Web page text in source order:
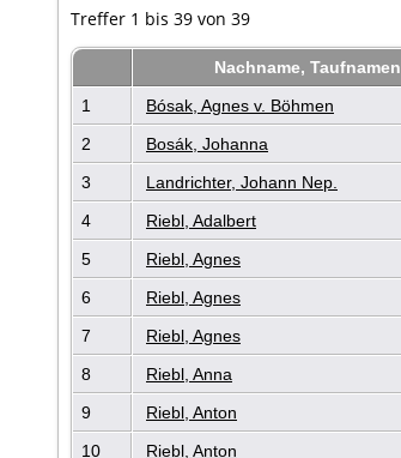
Treffer 1 bis 39 von 39
Nachname, Taufnamen
1
Bósak, Agnes v. Böhmen
2
Bosák, Johanna
3
Landrichter, Johann Nep.
4
Riebl, Adalbert
5
Riebl, Agnes
6
Riebl, Agnes
7
Riebl, Agnes
8
Riebl, Anna
9
Riebl, Anton
10
Riebl, Anton